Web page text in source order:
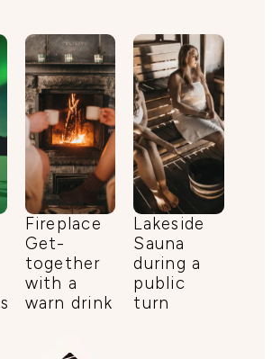
Fireplace
Get-
together
with a
warn drink
Lakeside
Sauna
during a
public
turn